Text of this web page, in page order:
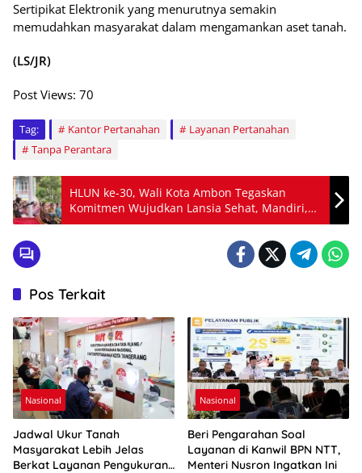
Sertipikat Elektronik yang menurutnya semakin
memudahkan masyarakat dalam mengamankan aset tanah.
(LS/JR)
Post Views: 70
Tag: Kantor Pertanahan
Layanan Pertanahan
Tanpa Perantara
HLUN ke-30, Wali Kota Ambon Tegaskan
Komitmen Wujudkan Lansia Sehat, Mandiri,
dan Bahagia
Pos Terkait
Nasional
Jadwal Ukur Tanah
Masyarakat Lebih Jelas
Berkat Layanan Pengukuran
Nasional
Beri Pengarahan Soal
Layanan di Kanwil BPN NTT,
Menteri Nusron Ingatkan Ini